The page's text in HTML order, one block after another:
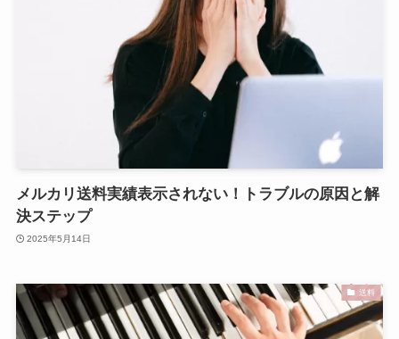
メルカリ送料実績表示されない！トラブルの原因と解
決ステップ
2025年5月14日
送料